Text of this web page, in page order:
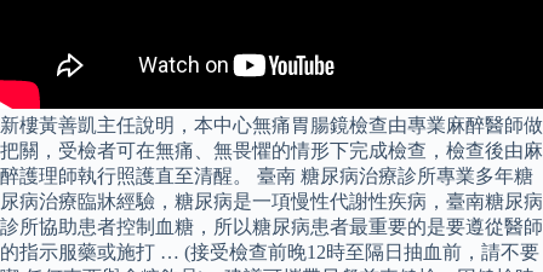
新樓黃善凱主任說明，本中心無痛胃腸鏡檢查由專業麻醉醫師做
把關，受檢者可在無痛、無畏懼的情形下完成檢查，檢查後由麻
醉護理師執行照護直至清醒。 臺南 糖尿病治療診所專業多年糖
尿病治療臨牀經驗，糖尿病是一項慢性代謝性疾病，臺南糖尿病
診所協助患者控制血糖，所以糖尿病患者最重要的是要遵從醫師
的指示服藥或施打 … (接受檢查前晚12時至隔日抽血前，請不要